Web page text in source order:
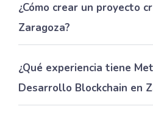
¿Cómo crear un proyecto
Zaragoza?
¿Qué experiencia tiene
Desarrollo Blockchain en